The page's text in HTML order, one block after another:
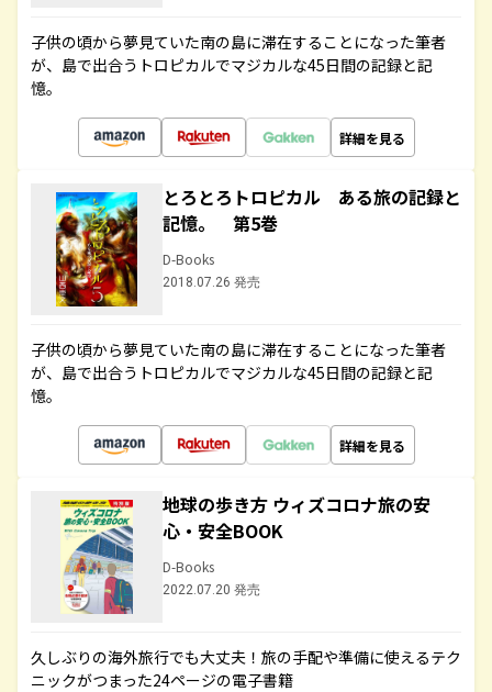
子供の頃から夢見ていた南の島に滞在することになった筆者
が、島で出合うトロピカルでマジカルな45日間の記録と記
憶。
詳細を見る
とろとろトロピカル ある旅の記録と
記憶。 第5巻
D-Books
2018.07.26 発売
子供の頃から夢見ていた南の島に滞在することになった筆者
が、島で出合うトロピカルでマジカルな45日間の記録と記
憶。
詳細を見る
地球の歩き方 ウィズコロナ旅の安
心・安全BOOK
D-Books
2022.07.20 発売
久しぶりの海外旅行でも大丈夫！旅の手配や準備に使えるテク
ニックがつまった24ページの電子書籍